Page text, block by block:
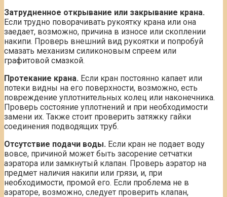
Затрудненное открывание или закрывание крана.
Если трудно поворачивать рукоятку крана или она
заедает, возможно, причина в износе или скоплении
накипи. Проверь внешний вид рукоятки и попробуй
смазать механизм силиконовым спреем или
графитовой смазкой.
Протекание крана. Если кран постоянно капает или
потеки видны на его поверхности, возможно, есть
повреждение уплотнительных колец или наконечника.
Проверь состояние уплотнений и при необходимости
замени их. Также стоит проверить затяжку гайки
соединения подводящих труб.
Отсутствие подачи воды. Если кран не подает воду
вовсе, причиной может быть засорение сетчатки
аэратора или замкнутый клапан. Проверь аэратор на
предмет наличия накипи или грязи, и, при
необходимости, промой его. Если проблема не в
аэраторе, возможно, следует проверить клапан,